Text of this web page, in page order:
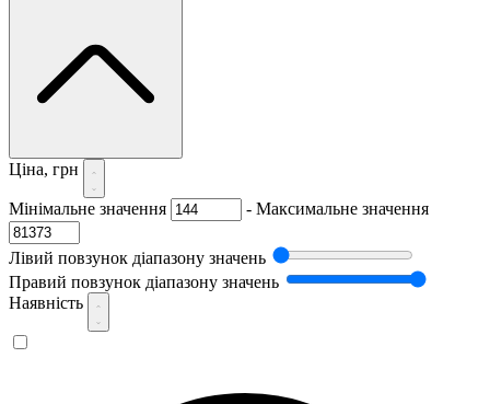
Ціна, грн
Мінімальне значення - Максимальне значення
Лівий повзунок діапазону значень
Правий повзунок діапазону значень
Наявність